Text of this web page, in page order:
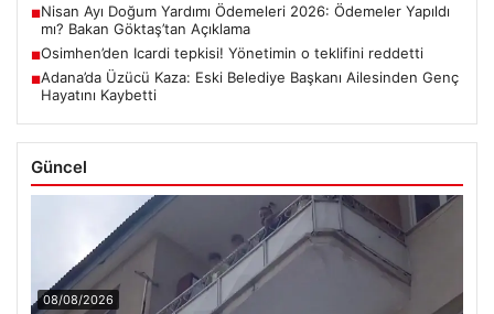
■Nisan Ayı Doğum Yardımı Ödemeleri 2026: Ödemeler Yapıldı
mı? Bakan Göktaş’tan Açıklama
■Osimhen’den Icardi tepkisi! Yönetimin o teklifini reddetti
■Adana’da Üzücü Kaza: Eski Belediye Başkanı Ailesinden Genç
Hayatını Kaybetti
Güncel
08/08/2026